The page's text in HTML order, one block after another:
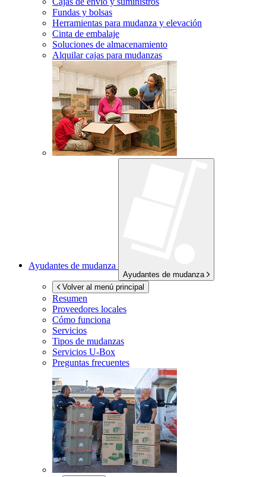
Fundas y bolsas
Herramientas para mudanza y elevación
Cinta de embalaje
Soluciones de almacenamiento
Alquilar cajas para mudanzas
Ayudantes de mudanza
Ayudantes de mudanza
Volver al menú principal
Resumen
Proveedores locales
Cómo funciona
Servicios
Tipos de mudanzas
Servicios U-Box
Preguntas frecuentes